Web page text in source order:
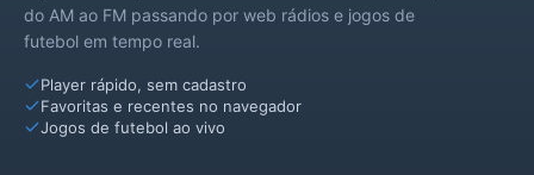
do AM ao FM passando por web rádios e jogos de
futebol em tempo real.
Player rápido, sem cadastro
Favoritas e recentes no navegador
Jogos de futebol ao vivo